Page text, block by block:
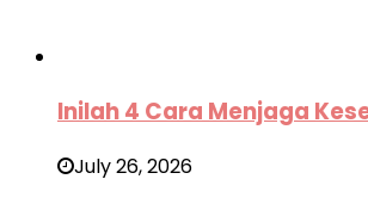
Inilah 4 Cara Menjaga
July 26, 2026